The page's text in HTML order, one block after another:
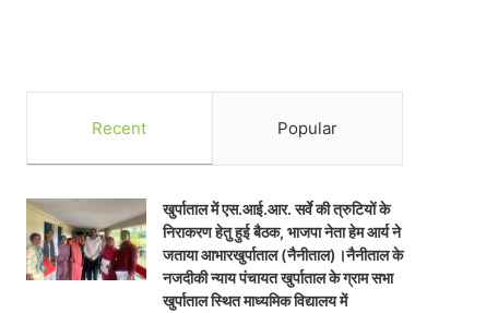
Recent Popular
खुर्पाताल में एस.आई.आर. सर्वे की त्रुटियों के
निराकरण हेतु हुई बैठक, भाजपा नेता हेम आर्य ने
जताया आभारखुर्पाताल (नैनीताल)।नैनीताल के
नजदीकी न्याय पंचायत खुर्पाताल के ग्राम सभा
खुर्पाताल स्थित माध्यमिक विद्यालय में